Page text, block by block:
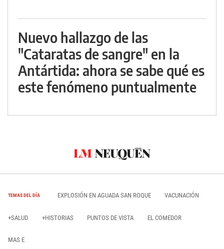
Nuevo hallazgo de las
"Cataratas de sangre" en la
Antártida: ahora se sabe qué es
este fenómeno puntualmente
TEMAS DEL DÍA EXPLOSIÓN EN AGUADA SAN ROQUE VACUNACIÓN
+SALUD +HISTORIAS PUNTOS DE VISTA EL COMEDOR
MAS E